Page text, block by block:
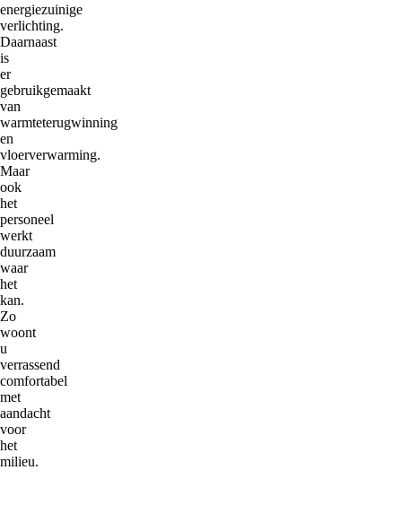
energiezuinige
verlichting.
Daarnaast
is
er
gebruikgemaakt
van
warmteterugwinning
en
vloerverwarming.
Maar
ook
het
personeel
werkt
duurzaam
waar
het
kan.
Zo
woont
u
verrassend
comfortabel
met
aandacht
voor
het
milieu.